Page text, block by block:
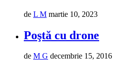
de L M martie 10, 2023
Poştă cu drone
de M G decembrie 15, 2016